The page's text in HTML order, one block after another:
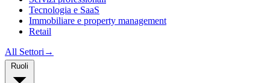
Tecnologia e SaaS
Immobiliare e property management
Retail
All Settori →